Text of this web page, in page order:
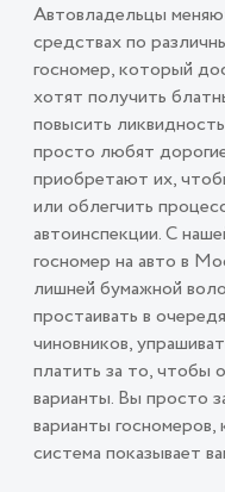
Автовладельцы
средствах по
госномер, который
хотят получить
повысить
просто любят
приобретают их,
или облегчить
автоинспекции. С
госномер на авто в
лишней бумажной
простаивать в
чиновников,
платить за то, чтобы
варианты. Вы просто
варианты
система показывает